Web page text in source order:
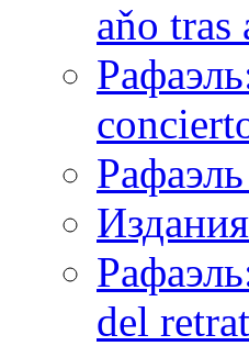
aňo tras
del